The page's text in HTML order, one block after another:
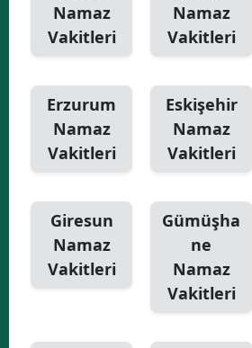
Namaz
Vakitleri
Namaz
Vakitleri
Erzurum
Namaz
Vakitleri
Eskişehir
Namaz
Vakitleri
Giresun
Namaz
Vakitleri
Gümüşha
ne
Namaz
Vakitleri